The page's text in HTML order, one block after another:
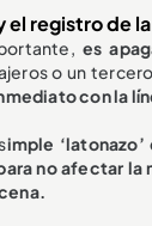
el registro de
es
o un
con la
imple
no afectar la